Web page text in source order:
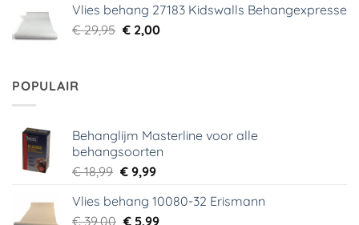
€ 29,95.€ 5,99.
Vlies behang 27183 Kidswalls Behangexpresse
€29,95 Oorspronkelijke
€2,00Huidige
POPULAIR
Behanglijm Masterline voor alle
behangsoorten
€18,99 Oorspronkelijke
was:
€ 18,99.
€9,99Huidige
is:
€ 9,99.
Vlies behang 10080-32 Erismann
€39,00 Oorspronkelijke
€5,99Huidige